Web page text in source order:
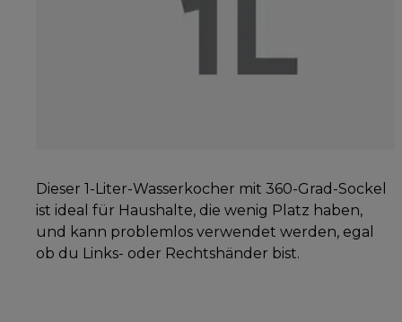
Dieser 1-Liter-Wasserkocher mit 360-Grad-Sockel
ist ideal für Haushalte, die wenig Platz haben,
und kann problemlos verwendet werden, egal
ob du Links- oder Rechtshänder bist.